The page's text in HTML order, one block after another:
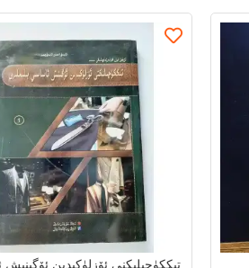
تىككۈچىلىكنى ئۆزلۈكىدىن